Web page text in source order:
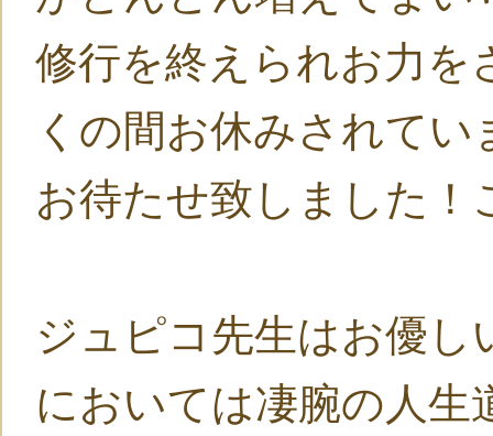
修行を終えられお力を
くの間お休みされて
お待たせ致しました！
ジュピコ先生はお優
においては凄腕の人生